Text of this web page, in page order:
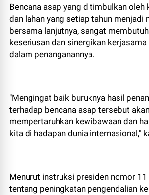
Bencana asap yang ditimbulkan oleh
dan lahan yang setiap tahun menjadi
bersama lanjutnya, sangat
keseriusan dan sinergikan
dalam penanganannya.
"Mengingat baik buruknya hasil
terhadap bencana asap tersebut akan
mempertaruhkan kewibawaan dan
kita di hadapan dunia internasional,"
Menurut instruksi presiden nomor 11
tentang peningkatan pengendalian